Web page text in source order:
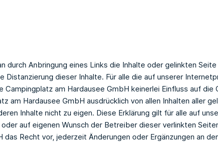
Anbringung eines Links die Inhalte oder gelinkten
dieser Inhalte. Für alle die auf unserer
am Hardausee GmbH keinerlei Einfluss auf die
Hardausee GmbH ausdrücklich von allen Inhalten aller
Inhalte nicht zu eigen. Diese Erklärung gilt für alle auf
auf eigenen Wunsch der Betreiber dieser verlinkten
Recht vor, jederzeit Änderungen oder Ergänzungen an